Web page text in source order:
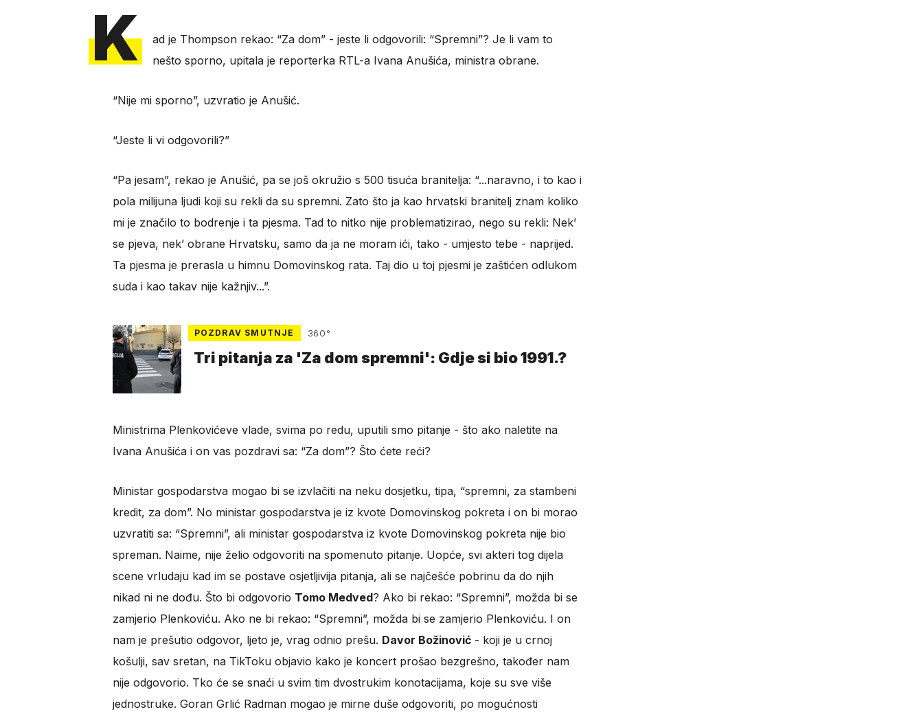
K
ad je Thompson rekao: “Za dom” - jeste li odgovorili: “Spremni”? Je li vam to
nešto sporno, upitala je reporterka RTL-a Ivana Anušića, ministra obrane.
“Nije mi sporno”, uzvratio je Anušić.
“Jeste li vi odgovorili?”
“Pa jesam”, rekao je Anušić, pa se još okružio s 500 tisuća branitelja: “...naravno, i to kao i
pola milijuna ljudi koji su rekli da su spremni. Zato što ja kao hrvatski branitelj znam koliko
mi je značilo to bodrenje i ta pjesma. Tad to nitko nije problematizirao, nego su rekli: Nek’
se pjeva, nek’ obrane Hrvatsku, samo da ja ne moram ići, tako - umjesto tebe - naprijed.
Ta pjesma je prerasla u himnu Domovinskog rata. Taj dio u toj pjesmi je zaštićen odlukom
suda i kao takav nije kažnjiv...”.
POZDRAV SMUTNJE 360°
Tri pitanja za 'Za dom spremni': Gdje si bio 1991.?
Ministrima Plenkovićeve vlade, svima po redu, uputili smo pitanje - što ako naletite na
Ivana Anušića i on vas pozdravi sa: “Za dom”? Što ćete reći?
Ministar gospodarstva mogao bi se izvlačiti na neku dosjetku, tipa, “spremni, za stambeni
kredit, za dom”. No ministar gospodarstva je iz kvote Domovinskog pokreta i on bi morao
uzvratiti sa: “Spremni”, ali ministar gospodarstva iz kvote Domovinskog pokreta nije bio
spreman. Naime, nije želio odgovoriti na spomenuto pitanje. Uopće, svi akteri tog dijela
scene vrludaju kad im se postave osjetljivija pitanja, ali se najčešće pobrinu da do njih
nikad ni ne dođu. Što bi odgovorio Tomo Medved? Ako bi rekao: “Spremni”, možda bi se
zamjerio Plenkoviću. Ako ne bi rekao: “Spremni”, možda bi se zamjerio Plenkoviću. I on
nam je prešutio odgovor, ljeto je, vrag odnio prešu. Davor Božinović- koji je u crnoj
košulji, sav sretan, na TikToku objavio kako je koncert prošao bezgrešno, također nam
nije odgovorio. Tko će se snaći u svim tim dvostrukim konotacijama, koje su sve više
jednostruke. Goran Grlić Radman mogao je mirne duše odgovoriti, po mogućnosti